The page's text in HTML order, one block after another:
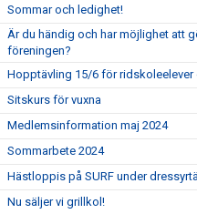
Sommar och ledighet!
Är du händig och har möjlighet att
föreningen?
Hopptävling 15/6 för
Sitskurs för vuxna
Medlemsinformation maj 2024
Sommarbete 2024
Hästloppis på SURF under
Nu säljer vi grillkol!